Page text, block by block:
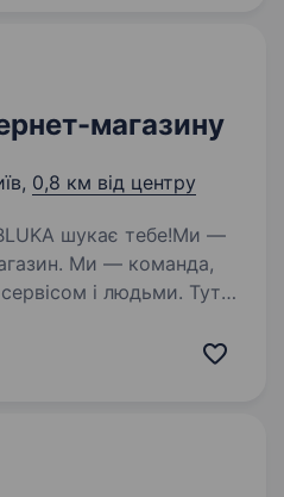
клініку,…
магазину
0,8 км від центру
Ми — команда,
і людьми. Тут
вау-досвід Зараз